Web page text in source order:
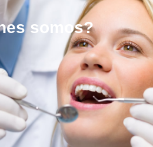
somos?